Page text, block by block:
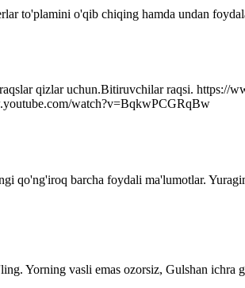
to'plamini o'qib chiqing hamda undan
qizlar uchun.Bitiruvchilar raqsi. https://
watch?v=BqkwPCGRqBw
qo'ng'iroq barcha foydali ma'lumotlar.
Yorning vasli emas ozorsiz, Gulshan